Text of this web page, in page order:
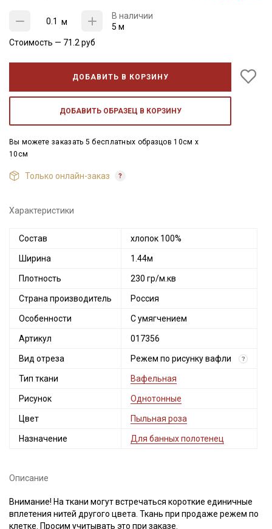
м
В наличии
5 м
Стоимость — 71.2 руб
ДОБАВИТЬ В КОРЗИНУ
ДОБАВИТЬ ОБРАЗЕЦ В КОРЗИНУ
Вы можете заказать 5 бесплатных образцов 10см x
10см
Только онлайн-заказ
Характеристики
Состав хлопок 100%
Ширина 1.44м
Плотность 230 гр/м.кв
Страна производитель Россия
Особенности С умягчением
Артикул 017356
Вид отреза Режем по рисунку вафли ?
Тип ткани Вафельная
Рисунок Однотонные
Цвет Пыльная роза
Назначение Для банных полотенец
Описание
Внимание! На ткани могут встречаться короткие единичные
вплетения нитей другого цвета. Ткань при продаже режем по
клетке. Просим учитывать это при заказе.